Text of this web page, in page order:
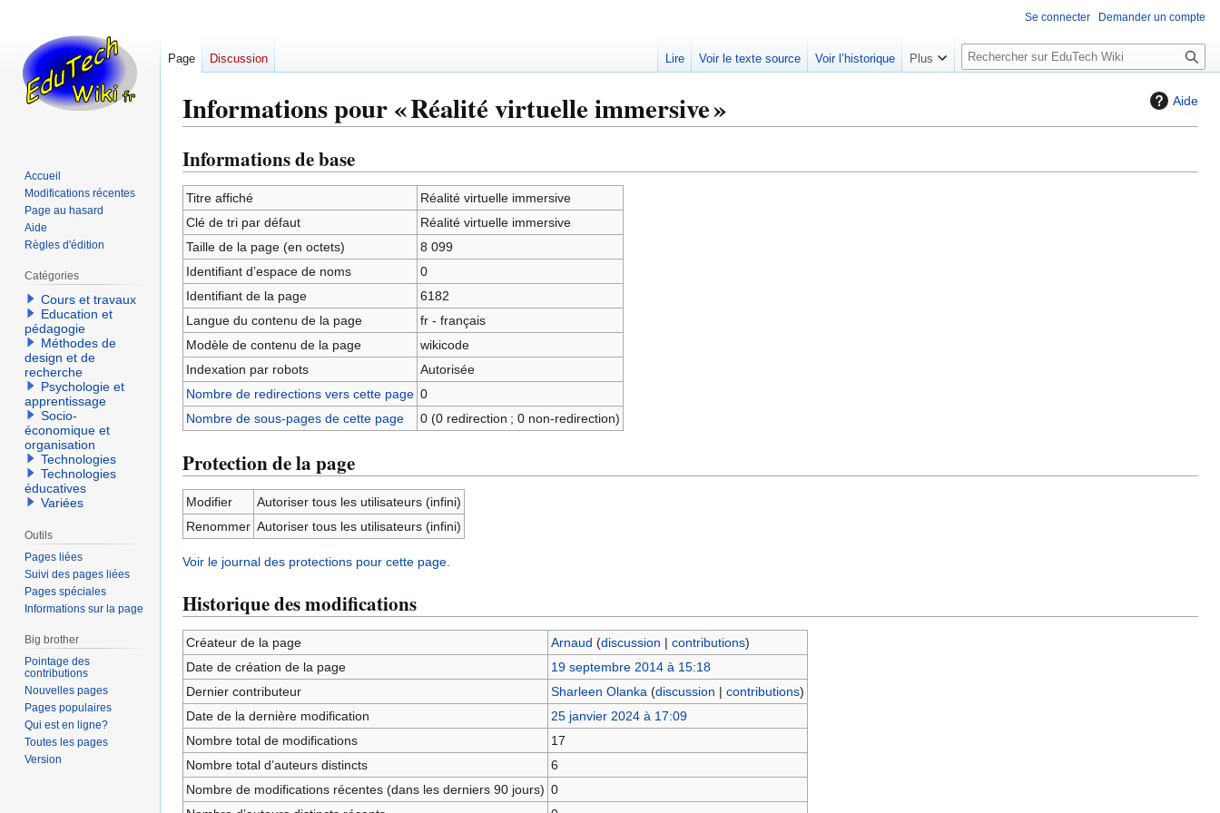
Aide
Informations pour « Réalité virtuelle immersive »
Aller
à
la
navigation
Aller
à
la
recherche
Informations de base
Titre affiché
Réalité virtuelle immersive
Clé de tri par défaut
Réalité virtuelle immersive
Taille de la page (en octets)
8 099
Identifiant dʼespace de noms
0
Identifiant de la page
6182
Langue du contenu de la page
fr - français
Modèle de contenu de la page
wikicode
Indexation par robots
Autorisée
Nombre de redirections vers cette page 0
Nombre de sous-pages de cette page
0 (0 redirection ; 0 non-redirection)
Protection de la page
Modifier
Autoriser tous les utilisateurs (infini)
Renommer Autoriser tous les utilisateurs (infini)
Voir le journal des protections pour cette page.
Historique des modifications
Créateur de la page Arnaud (discussion | contributions)
Date de création de la page
19 septembre 2014 à 15:18
Dernier contributeur
Sharleen Olanka (discussion | contributions)
Date de la dernière modification
25 janvier 2024 à 17:09
Nombre total de modifications
17
Nombre total d’auteurs distincts
6
Nombre de modifications récentes (dans les derniers 90 jours) 0
Se connecter Demander un compte
Page Discussion Lire Voir le texte source Voir l’historique Plus
R
e
e
c
Accueil
Modifications récentes
Page au hasard
Aide
Règles d'édition
Catégories
Cours et travaux
Education et
pédagogie
Méthodes de
design et de
recherche
Psychologie et
apprentissage
Socio-
économique et
organisation
Technologies
Technologies
éducatives
Variées
Outils
Pages liées
Suivi des pages liées
Pages spéciales
Informations sur la page
Big brother
Pointage des
contributions
Nouvelles pages
Pages populaires
Qui est en ligne?
Toutes les pages
Version